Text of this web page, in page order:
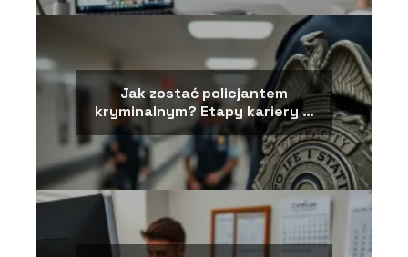
Jak zostać policjantem
kryminalnym? Etapy kariery w
dochodzeniówce